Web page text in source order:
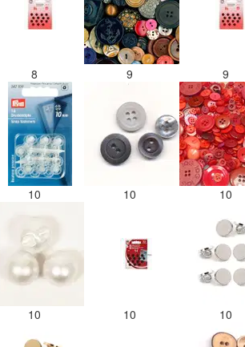
8 9 9
10 10 10
10 10 10